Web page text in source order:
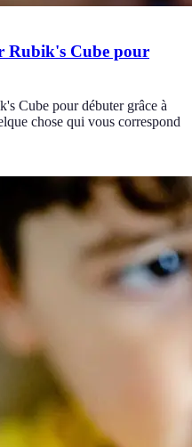
Rubik's Cube pour
Cube pour débuter grâce à
chose qui vous correspond